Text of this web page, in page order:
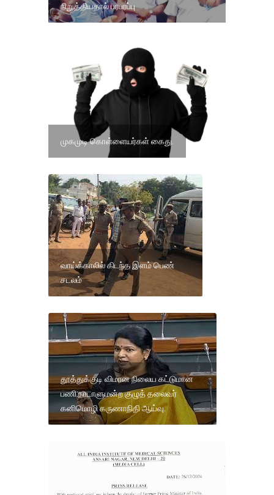
நிறுத்தியதால் பரபரப்பு
முகமுடி கொள்ளையர்கள் கைது.
வாய்க்காலில் கிடந்த இளம் பெண்
சடலம்
தூத்துக்குடி விமான நிலைய கட்டுமான
பணி:நாடாளுமன்ற குழுத் தலைவர்
கனிமொழி கருணாநிதி ஆய்வு.